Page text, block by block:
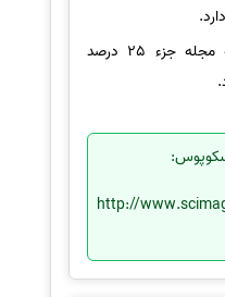
Q4 : نشان می‌دهد که مجله جزء 25 درصد
http://